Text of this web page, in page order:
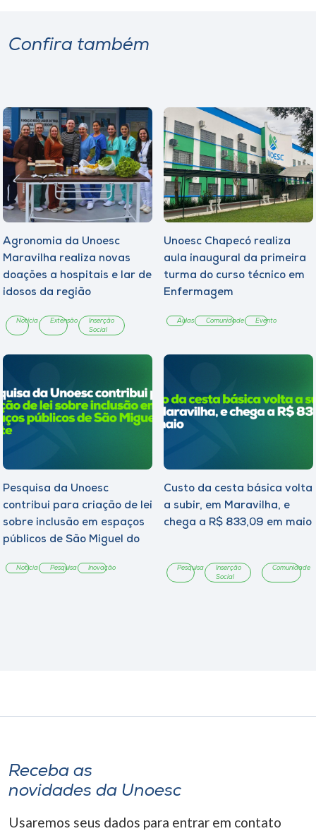
Confira também
Agronomia da Unoesc
Maravilha realiza novas
doações a hospitais e lar de
idosos da região
Notícia Extensão
Inserção
Social
Unoesc Chapecó realiza
aula inaugural da primeira
turma do curso técnico em
Enfermagem
Aulas Comunidade Evento
Pesquisa da Unoesc
contribui para criação de lei
sobre inclusão em espaços
públicos de São Miguel do
Notícia Pesquisa Inovação
Custo da cesta básica volta
a subir, em Maravilha, e
chega a R$ 833,09 em maio
Pesquisa
Inserção
Social
Comunidade
Receba as
novidades da Unoesc
Usaremos seus dados para entrar em contato